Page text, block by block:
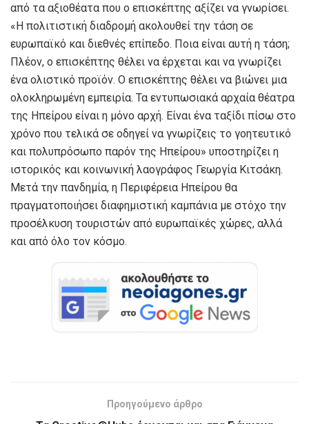
από τα αξιοθέατα που ο επισκέπτης αξίζει να γνωρίσει.
«Η πολιτιστική διαδρομή ακολουθεί την τάση σε
ευρωπαϊκό και διεθνές επίπεδο. Ποια είναι αυτή η τάση;
Πλέον, ο επισκέπτης θέλει να έρχεται και να γνωρίζει
ένα ολιστικό προϊόν. Ο επισκέπτης θέλει να βιώνει μια
ολοκληρωμένη εμπειρία. Τα εντυπωσιακά αρχαία θέατρα
της Ηπείρου είναι η μόνο αρχή. Είναι ένα ταξίδι πίσω στο
χρόνο που τελικά σε οδηγεί να γνωρίζεις το γοητευτικό
και πολυπρόσωπο παρόν της Ηπείρου» υποστηρίζει η
ιστορικός και κοινωνική λαογράφος Γεωργία Κιτσάκη.
Μετά την πανδημία, η Περιφέρεια Ηπείρου θα
πραγματοποιήσει διαφημιστική καμπάνια με στόχο την
προσέλκυση τουριστών από ευρωπαϊκές χώρες, αλλά
και από όλο τον κόσμο.
Προηγούμενο άρθρο